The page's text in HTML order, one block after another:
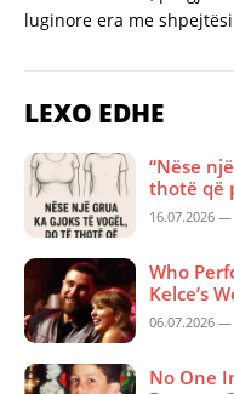
luginore era me
LEXO EDHE
“Nëse
thotë që
16.07.2026 —
Who
Kelce’s
06.07.2026 —
No One